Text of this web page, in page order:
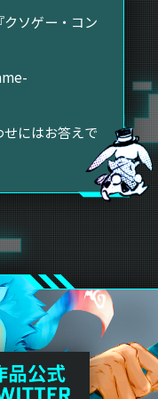
ソゲー・コン
せにはお答えで